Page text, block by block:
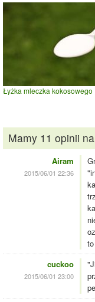
Łyżka mleczka kokosowego
Mamy 11 opinii
Airam
2015/06/01 22:36
cuckoo
2015/06/01 23:00